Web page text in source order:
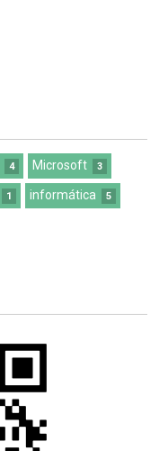
4 Microsoft 3
1 informática 5